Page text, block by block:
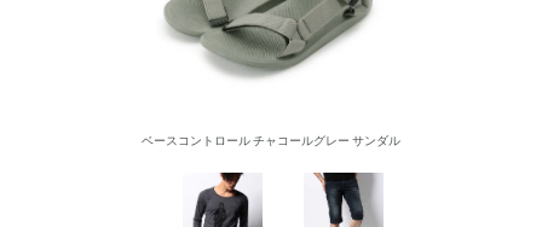
ベースコントロール チャコールグレー サンダル